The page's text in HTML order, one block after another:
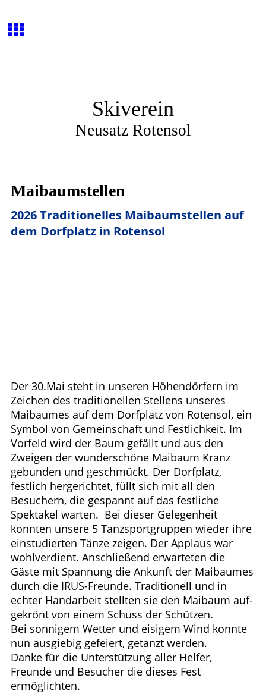
Skiverein
Neusatz Rotensol
Maibaumstellen
2026 Traditionelles Maibaumstellen auf
dem Dorfplatz in Rotensol
Der 30.Mai steht in unseren Höhendörfern im
Zeichen des traditionellen Stellens unseres
Maibaumes auf dem Dorfplatz von Rotensol, ein
Symbol von Gemeinschaft und Festlichkeit. Im
Vorfeld wird der Baum gefällt und aus den
Zweigen der wunderschöne Maibaum Kranz
gebunden und geschmückt. Der Dorfplatz,
festlich hergerichtet, füllt sich mit all den
Besuchern, die gespannt auf das festliche
Spektakel warten. Bei dieser Gelegenheit
konnten unsere 5 Tanzsportgruppen wieder ihre
einstudierten Tänze zeigen. Der Applaus war
wohlverdient. Anschließend erwarteten die
Gäste mit Spannung die Ankunft der Maibaumes
durch die IRUS-Freunde. Traditionell und in
echter Handarbeit stellten sie den Maibaum auf-
gekrönt von einem Schuss der Schützen.
Bei sonnigem Wetter und eisigem Wind konnte
nun ausgiebig gefeiert, getanzt werden.
Danke für die Unterstützung aller Helfer,
Freunde und Besucher die dieses Fest
ermöglichten.